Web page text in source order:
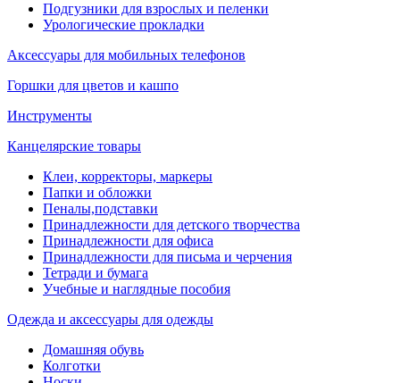
Подгузники для взрослых и пеленки
Урологические прокладки
Аксессуары для мобильных телефонов
Горшки для цветов и кашпо
Инструменты
Канцелярские товары
Клеи, корректоры, маркеры
Папки и обложки
Пеналы,подставки
Принадлежности для детского творчества
Принадлежности для офиса
Принадлежности для письма и черчения
Тетради и бумага
Учебные и наглядные пособия
Одежда и аксессуары для одежды
Домашняя обувь
Колготки